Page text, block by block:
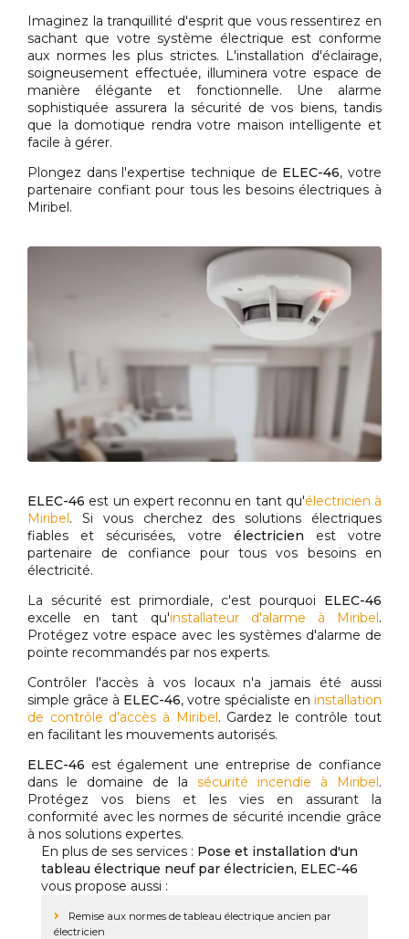
Imaginez la tranquillité d'esprit que vous ressentirez en
sachant que votre système électrique est conforme
aux normes les plus strictes. L'installation d'éclairage,
soigneusement effectuée, illuminera votre espace de
manière élégante et fonctionnelle. Une alarme
sophistiquée assurera la sécurité de vos biens, tandis
que la domotique rendra votre maison intelligente et
facile à gérer.
Plongez dans l'expertise technique de ELEC-46, votre
partenaire confiant pour tous les besoins électriques à
Miribel.
ELEC-46 est un expert reconnu en tant qu'électricien à
Miribel. Si vous cherchez des solutions électriques
fiables et sécurisées, votre électricien est votre
partenaire de confiance pour tous vos besoins en
électricité.
La sécurité est primordiale, c'est pourquoi ELEC-46
excelle en tant qu'installateur d'alarme à Miribel.
Protégez votre espace avec les systèmes d'alarme de
pointe recommandés par nos experts.
Contrôler l'accès à vos locaux n'a jamais été aussi
simple grâce à ELEC-46, votre spécialiste en installation
de contrôle d'accès à Miribel. Gardez le contrôle tout
en facilitant les mouvements autorisés.
ELEC-46 est également une entreprise de confiance
dans le domaine de la sécurité incendie à Miribel.
Protégez vos biens et les vies en assurant la
conformité avec les normes de sécurité incendie grâce
à nos solutions expertes.
En plus de ses services : Pose et installation d'un
tableau électrique neuf par électricien, ELEC-46
vous propose aussi :
Remise aux normes de tableau électrique ancien par
électricien